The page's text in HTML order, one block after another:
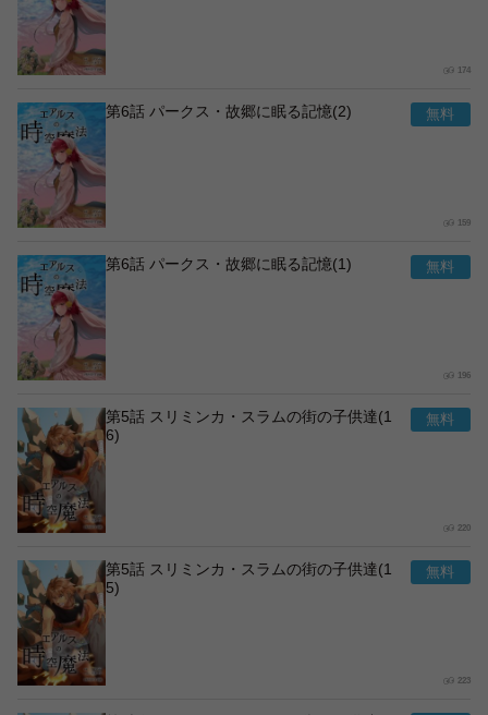
174
第6話 パークス・故郷に眠る記憶(2)
159
第6話 パークス・故郷に眠る記憶(1)
196
第5話 スリミンカ・スラムの街の子供達(1
6)
220
第5話 スリミンカ・スラムの街の子供達(1
5)
223